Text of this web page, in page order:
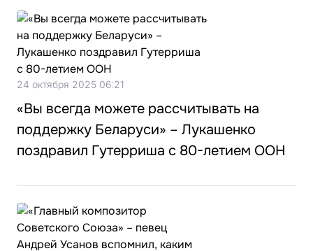
24 октября 2025 06:21
«Вы всегда можете рассчитывать на
поддержку Беларуси» – Лукашенко
поздравил Гутерриша с 80-летием ООН